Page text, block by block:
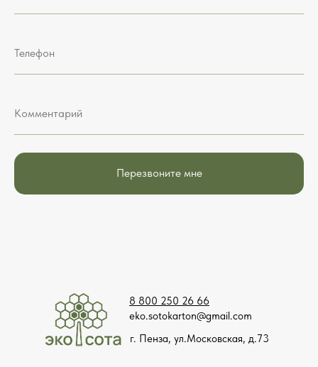
Телефон
Комментарий
Перезвоните мне
г. Пенза, ул.Московская, д.73
8 800 250 26 66
eko.sotokarton@gmail.com